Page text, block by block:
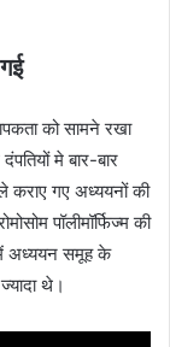
को सामने रखा
मे बार-बार
कराए गए अध्ययनों की
पॉलीमॉर्फिज्म की
में अध्ययन समूह के
थे।